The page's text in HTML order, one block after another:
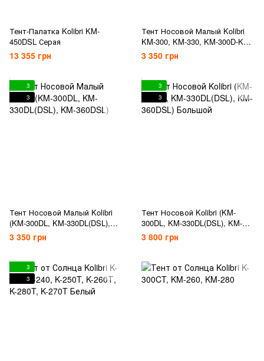
Тент-Палатка Kolibri KM-
450DSL Серая
13 355 грн
Тент Носовой Малый Kolibri
KM-300, KM-330, KM-300D-KM-
360D
3 350 грн
3
3
Тент Носовой Малый Kolibri
(KM-300DL, KM-330DL(DSL),
KM-360DSL)
3 350 грн
3
3
Тент Носовой Kolibri (KM-
300DL, KM-330DL(DSL), KM-
360DSL) Большой
3 800 грн
3
3